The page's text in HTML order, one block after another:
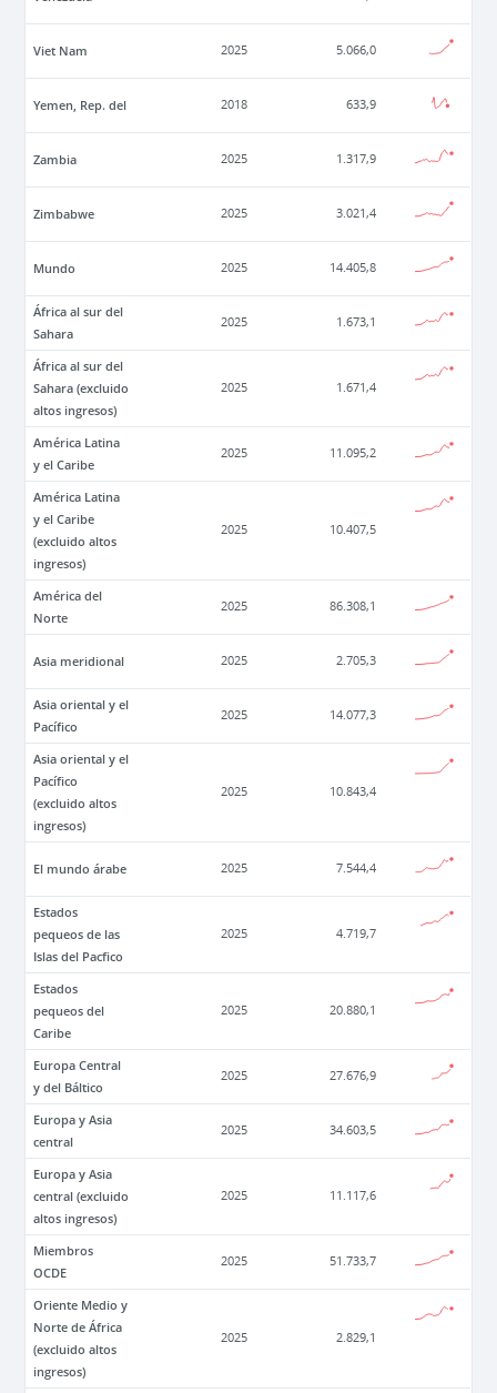
Viet Nam 2025 5.066,0
Yemen, Rep. del 2018 633,9
Zambia 2025 1.317,9
Zimbabwe 2025 3.021,4
Mundo 2025 14.405,8
África al sur del
Sahara
2025 1.673,1
África al sur del
Sahara (excluido
altos ingresos)
2025 1.671,4
América Latina
y el Caribe
2025 11.095,2
América Latina
y el Caribe
(excluido altos
ingresos)
2025 10.407,5
América del
Norte
2025 86.308,1
Asia meridional 2025 2.705,3
Asia oriental y el
Pacífico
2025 14.077,3
Asia oriental y el
Pacífico
(excluido altos
ingresos)
2025 10.843,4
El mundo árabe 2025 7.544,4
Estados
pequeos de las
Islas del Pacfico
2025 4.719,7
Estados
pequeos del
Caribe
2025 20.880,1
Europa Central
y del Báltico
2025 27.676,9
Europa y Asia
central
2025 34.603,5
Europa y Asia
central (excluido
altos ingresos)
2025 11.117,6
Miembros
OCDE
2025 51.733,7
Oriente Medio y
Norte de África
(excluido altos
ingresos)
2025 2.829,1